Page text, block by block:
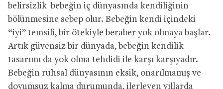
belirsizlik bebeğin iç dünyasında kendiliğinin
bölünmesine sebep olur. Bebeğin kendi içindeki
“iyi” temsili, bir ötekiyle beraber yok olmaya başlar.
Artık güvensiz bir dünyada, bebeğin kendilik
tasarımı da yok olma tehdidi ile karşı karşıyadır.
Bebeğin ruhsal dünyasının eksik, onarılmamış ve
doyumsuz kalma durumunda, ilerleyen yıllarda